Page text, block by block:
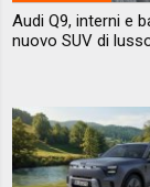
Audi Q9, interni e
nuovo SUV di